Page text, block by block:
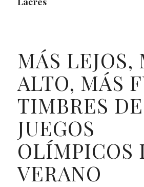
MÁS LEJOS,
ALTO, MÁS
TIMBRES DE
JUEGOS
OLÍMPICOS
VERANO